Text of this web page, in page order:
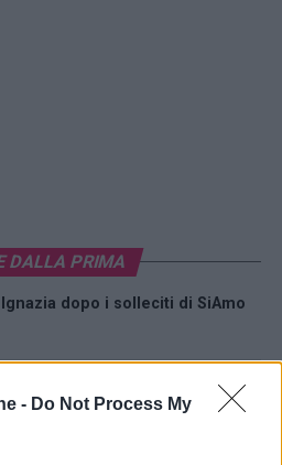
- Do Not Process My
DALLA PRIMA
dopo i solleciti di SiAmo
alle 21: l’avviso del Comune